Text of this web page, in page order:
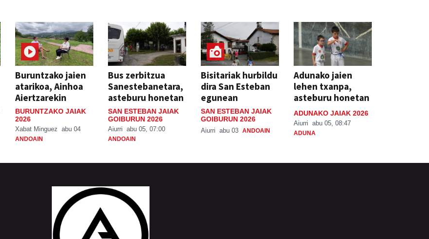
Buruntzako jaien
atarikoa, Ainhoa
Aiertzarekin
BURUNTZAKO JAIAK
2026
Xabat Minguez abu 04
ANDOAIN
Bus zerbitzua
Sanestebanetara,
asteburu honetan
SAN ESTEBAN JAIAK
GOIBURUN 2026
Aiurri abu 05, 07:00
ANDOAIN
Bisitariak hurbildu
dira San Esteban
egunean
SAN ESTEBAN JAIAK
GOIBURUN 2026
Aiurri abu 03 ANDOAIN
Adunako jaien
lehen txanpa,
asteburu honetan
ADUNAKO JAIAK 2026
Aiurri abu 05, 08:47
ADUNA